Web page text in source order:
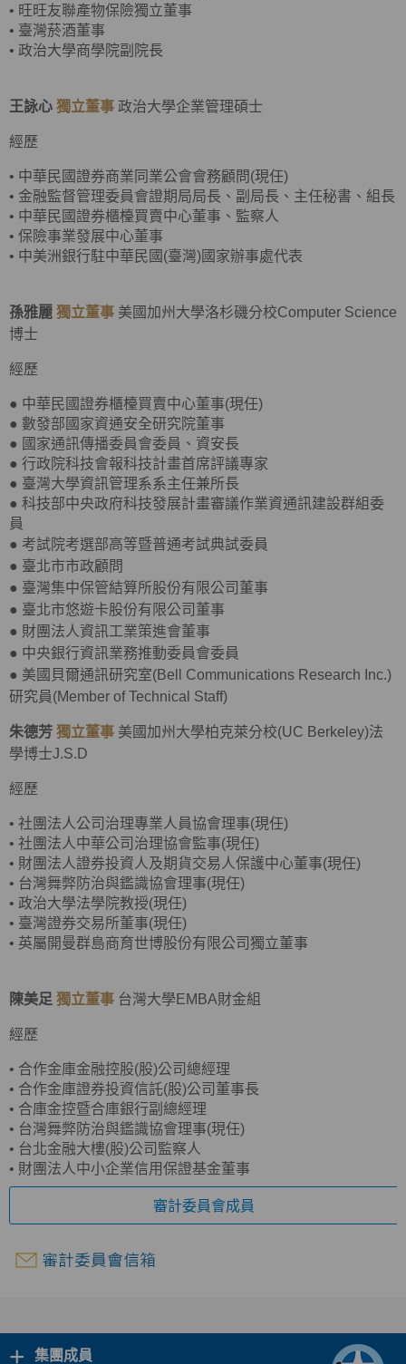
• 旺旺友聯產物保險獨立董事
• 臺灣菸酒董事
• 政治大學商學院副院長
王詠心 獨立董事 政治大學企業管理碩士
經歷
• 中華民國證券商業同業公會會務顧問(現任)
• 金融監督管理委員會證期局局長、副局長、主任秘書、組長
• 中華民國證券櫃檯買賣中心董事、監察人
• 保險事業發展中心董事
• 中美洲銀行駐中華民國(臺灣)國家辦事處代表
孫雅麗 獨立董事 美國加州大學洛杉磯分校Computer Science
博士
經歷
● 中華民國證券櫃檯買賣中心董事(現任)
● 數發部國家資通安全研究院董事
● 國家通訊傳播委員會委員、資安長
● 行政院科技會報科技計畫首席評議專家
● 臺灣大學資訊管理系系主任兼所長
● 科技部中央政府科技發展計畫審議作業資通訊建設群組委
員
● 考試院考選部高等暨普通考試典試委員
● 臺北市市政顧問
● 臺灣集中保管結算所股份有限公司董事
● 臺北市悠遊卡股份有限公司董事
● 財團法人資訊工業策進會董事
● 中央銀行資訊業務推動委員會委員
● 美國貝爾通訊研究室(Bell Communications Research Inc.)
研究員(Member of Technical Staff)
朱德芳 獨立董事 美國加州大學柏克萊分校(UC Berkeley)法
學博士J.S.D
經歷
• 社團法人公司治理專業人員協會理事(現任)
• 社團法人中華公司治理協會監事(現任)
• 財團法人證券投資人及期貨交易人保護中心董事(現任)
• 台灣舞弊防治與鑑識協會理事(現任)
• 政治大學法學院教授(現任)
• 臺灣證券交易所董事(現任)
• 英屬開曼群島商育世博股份有限公司獨立董事
陳美足 獨立董事 台灣大學EMBA財金組
經歷
• 合作金庫金融控股(股)公司總經理
• 合作金庫證券投資信託(股)公司董事長
• 合庫金控暨合庫銀行副總經理
• 台灣舞弊防治與鑑識協會理事(現任)
• 台北金融大樓(股)公司監察人
• 財團法人中小企業信用保證基金董事
審計委員會成員
+ 集團成員